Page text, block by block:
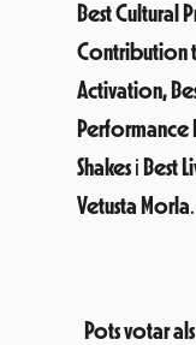
Best Cultural
Contribution
Activation,
Performance
Shakes i Best
Vetusta Morla.
Pots votar